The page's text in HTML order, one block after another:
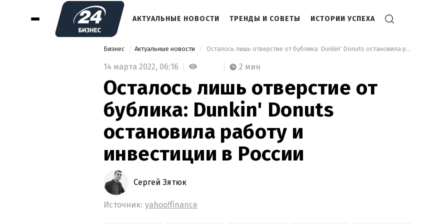
АКТУАЛЬНЫЕ НОВОСТИ ТРЕНДЫ И СОВЕТЫ ИСТОРИИ УСПЕХА
Бизнес Актуальные новости Осталось лишь отверстие от бублика: Dunkin' Donuts остановила работу и инвестиции в России
14 марта 2022, 06:16 2 мин
Осталось лишь отверстие от
бублика: Dunkin' Donuts
остановила работу и
инвестиции в России
Сергей Зятюк
Источник: yahoo!finance